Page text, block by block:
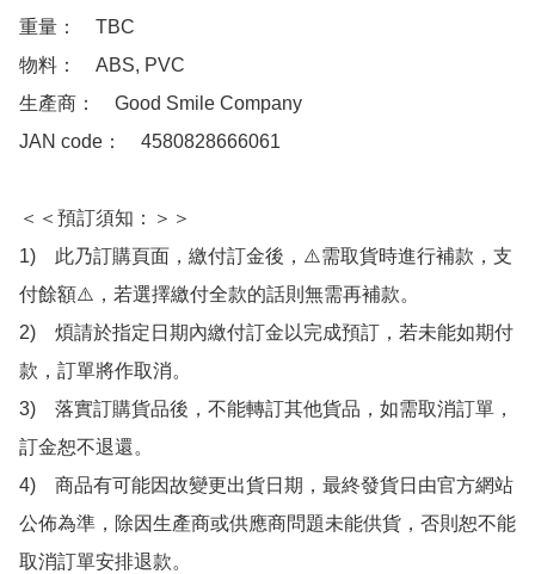
重量：　TBC
物料：　ABS, PVC
生產商：　Good Smile Company
JAN code：　4580828666061
＜＜預訂須知：＞＞
1)　此乃訂購頁面，繳付訂金後，⚠️需取貨時進行補款，支
付餘額⚠️，若選擇繳付全款的話則無需再補款。
2)　煩請於指定日期內繳付訂金以完成預訂，若未能如期付
款，訂單將作取消。
3)　落實訂購貨品後，不能轉訂其他貨品，如需取消訂單，
訂金恕不退還。
4)　商品有可能因故變更出貨日期，最終發貨日由官方網站
公佈為準，除因生產商或供應商問題未能供貨，否則恕不能
取消訂單安排退款。